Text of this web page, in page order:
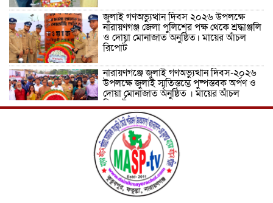
জুলাই গণঅভ্যুত্থান দিবস ২০২৬ উপলক্ষে
নারায়ণগঞ্জ জেলা পুলিশের পক্ষ থেকে শ্রদ্ধাঞ্জলি
ও দোয়া মোনাজাত অনুষ্ঠিত। মায়ের আঁচল
রিপোর্ট
নারায়ণগঞ্জে জুলাই গণঅভ্যুত্থান দিবস-২০২৬
উপলক্ষে জুলাই স্মৃতিস্তম্ভে পুষ্পস্তবক অর্পণ ও
দোয়া মোনাজাত অনুষ্ঠিত । মায়ের আঁচল
রিপোর্ট
ICJ Global Media Group LLC and
SAARC Journalist Forum Sign
Strategic MoU to Strengthen Global
Journalism Cooperation/ आईसीजे
ग्लोबल मीडिया ग्रुप एलएलसी और सार्क
पत्रकार फोरम वैश्विक पत्रकारिता सहयोग को मजबूत करने के लिए
रणनीतिक समझौता ज्ञापन पर हस्ताक्षर करते हैं